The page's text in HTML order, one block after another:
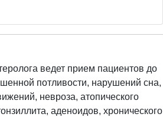
ведет прием пациентов до
потливости, нарушений сна,
невроза, атопического
аденоидов, хронического